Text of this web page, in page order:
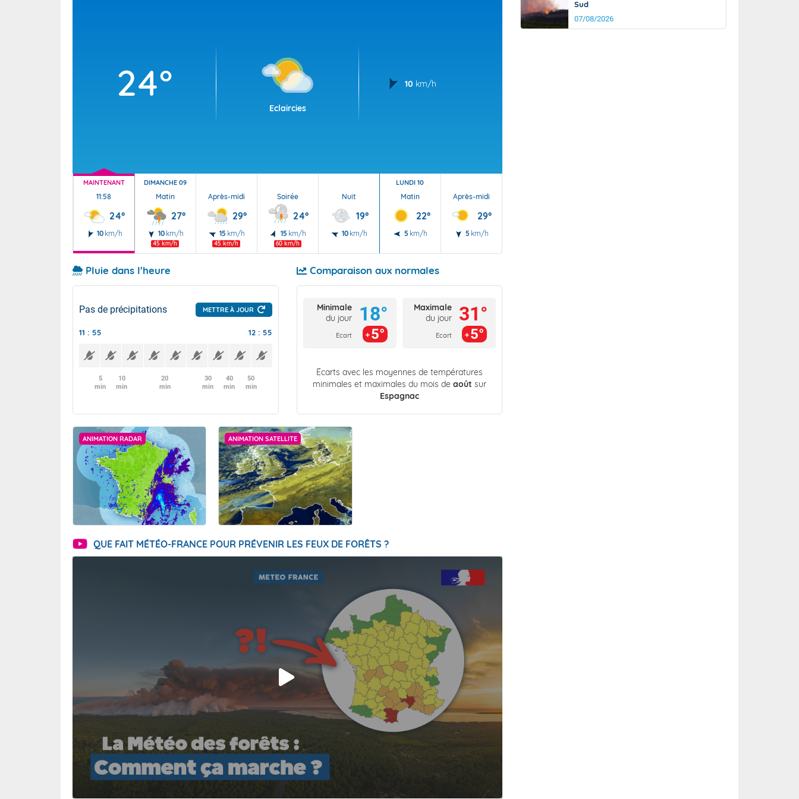
24°
Eclaircies
10 km/h
MAINTENANT
11:58
24°
10 km/h
DIMANCHE 09
Matin
27°
10 km/h
45 km/h
Après-midi
29°
15 km/h
45 km/h
Soirée
24°
15 km/h
60 km/h
Nuit
19°
10 km/h
LUNDI 10
Matin
22°
5 km/h
Après-midi
29°
5 km/h
Pluie dans l'heure
Pas de précipitations METTRE À JOUR
11 : 55 12 : 55
5
min
10
min
20
min
30
min
40
min
50
min
Comparaison aux normales
Minimale
du jour
Ecart
18°
5°
Maximale
du jour
Ecart
31°
5°
Écarts avec les moyennes de températures
minimales et maximales du mois de août sur
Espagnac
ANIMATION RADAR ANIMATION SATELLITE
QUE FAIT MÉTÉO-FRANCE POUR PRÉVENIR LES FEUX DE FORÊTS ?
Sud
07/08/2026